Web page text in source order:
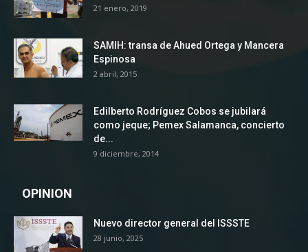
21 enero, 2019
SAMIH: transa de Ahued Ortega y Mancera
Espinosa
2 abril, 2015
Edilberto Rodríguez Cobos se jubilará
como jeque; Pemex Salamanca, concierto
de...
9 diciembre, 2014
OPINION
Nuevo director general del ISSSTE
28 junio, 2025